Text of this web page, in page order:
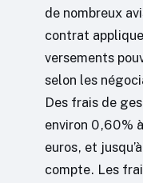
de nombreux
contrat
versements
selon les
Des frais de
environ 0,60%
euros, et
compte. Les